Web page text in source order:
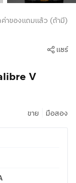
ค่าของแถมแล้ว (ถ้ามี)
แชร์
V
ขาย มือสอง